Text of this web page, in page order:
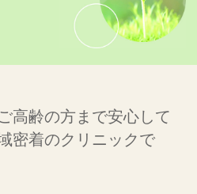
高齢の方まで安心して
密着のクリニックで